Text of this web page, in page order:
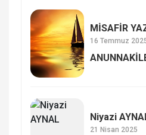
MİSAFİR
16 Temmuz
Niyazi
21 Nisan 2025